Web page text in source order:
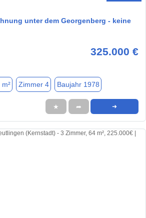
unter dem Georgenberg - keine
325.000 €
Zimmer 4 Baujahr 1978
★ ➦ ➜